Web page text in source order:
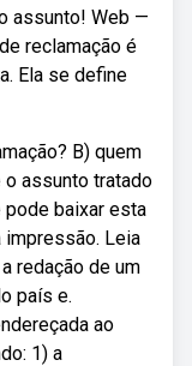
assunto! Web —
reclamação é
Ela se define
B) quem
o assunto tratado
pode baixar esta
impressão. Leia
redação de um
país e.
ao
1) a